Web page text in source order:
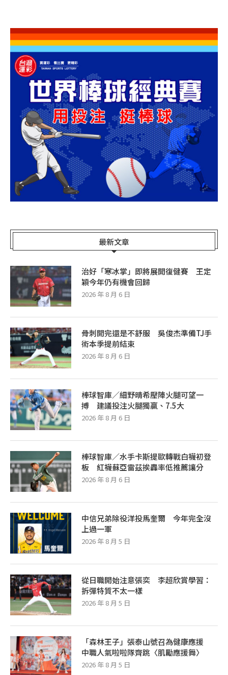
最新文章
治好「寒冰掌」即將展開復健賽 王定
穎今年仍有機會回歸
2026 年 8 月 6 日
骨刺開完還是不舒服 吳俊杰準備TJ手
術本季提前結束
2026 年 8 月 6 日
棒球智庫／細野晴希壓陣火腿可望一
搏 建議投注火腿獨贏、7.5大
2026 年 8 月 6 日
棒球智庫／水手卡斯提歐轉戰白襪初登
板 紅襪蘇亞雷茲挨轟率低推薦讓分
2026 年 8 月 6 日
中信兄弟除役洋投馬奎爾 今年完全沒
上過一軍
2026 年 8 月 5 日
從日職開始注意張奕 李超欣賞學習：
拆彈特質不太一樣
2026 年 8 月 5 日
「森林王子」張泰山號召為健康應援
中職人氣啦啦隊齊跳〈肌勵應援舞〉
2026 年 8 月 5 日